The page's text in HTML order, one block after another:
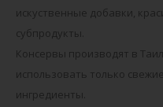
искуственные добавки,
субпродукты.
Консервы производят в
использовать только
ингредиенты.